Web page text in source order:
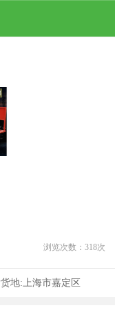
浏览次数： 318次
地:上海市嘉定区